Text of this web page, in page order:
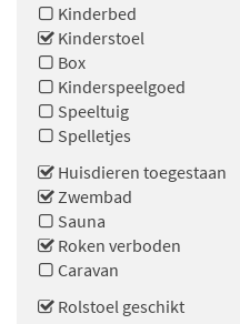
Kinderbed
Kinderstoel
Box
Kinderspeelgoed
Speeltuig
Spelletjes
Huisdieren toegestaan
Zwembad
Sauna
Roken verboden
Caravan
Rolstoel geschikt